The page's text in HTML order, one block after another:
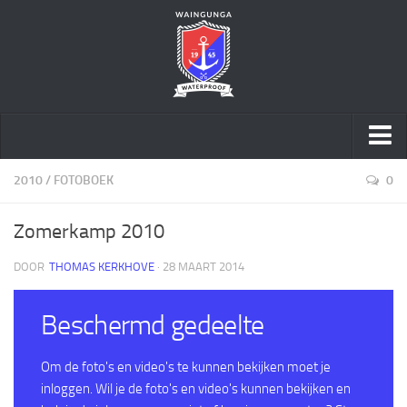
Home
Speltakken
Activiteiten
Sponsoring
Word vriend
Sociale Veiligheid
2010/ FOTOBOEK 0
Zomerkamp 2010
DOOR THOMAS KERKHOVE · 28 MAART 2014
Beschermd gedeelte
Om de foto's en video's te kunnen bekijken moet je
inloggen. Wil je de foto's en video's kunnen bekijken en